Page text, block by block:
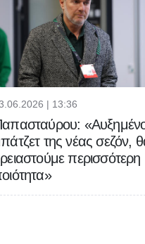
| 13:36
της νέας σεζόν,
περισσότερη